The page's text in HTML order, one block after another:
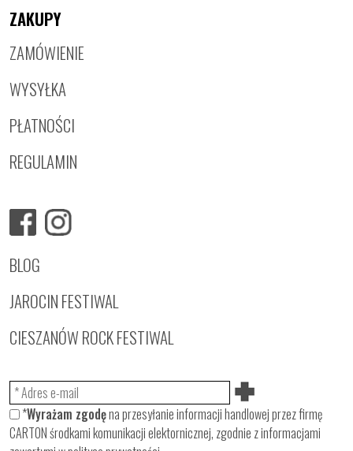
ZAKUPY
ZAMÓWIENIE
WYSYŁKA
PŁATNOŚCI
REGULAMIN
BLOG
JAROCIN FESTIWAL
CIESZANÓW ROCK FESTIWAL
*Wyrażam zgodęna przesyłanie informacji handlowej przez firmę
CARTON środkami komunikacji elektornicznej, zgodnie z informacjami